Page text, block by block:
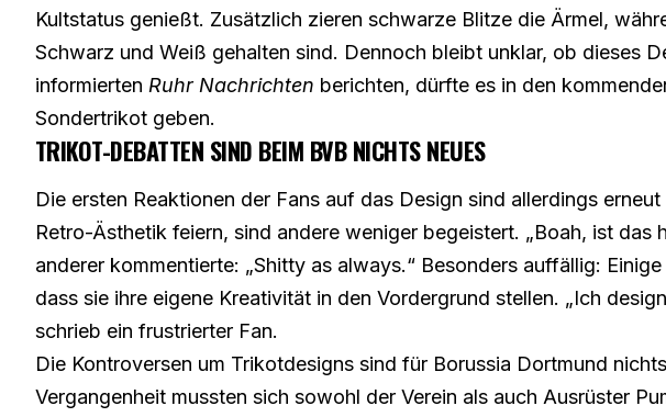
Kultstatus genießt. Zusätzlich zieren schwarze Blitze die Ärmel,
Schwarz und Weiß gehalten sind. Dennoch bleibt unklar, ob dieses
informierten Ruhr Nachrichten berichten, dürfte es in den
Sondertrikot geben.
TRIKOT-DEBATTEN SIND BEIM BVB NICHTS NEUES
Die ersten Reaktionen der Fans auf das Design sind allerdings
Retro-Ästhetik feiern, sind andere weniger begeistert. „Boah, ist das
anderer kommentierte: „Shitty as always.“ Besonders auffällig:
dass sie ihre eigene Kreativität in den Vordergrund stellen. „Ich
schrieb ein frustrierter Fan.
Die Kontroversen um Trikotdesigns sind für Borussia Dortmund
Vergangenheit mussten sich sowohl der Verein als auch Ausrüster